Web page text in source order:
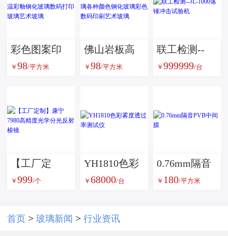
彩色图案印
刷玻璃高温
玻璃艺术玻
￥ 98/平方米
佛山岩板高
温彩釉玻璃
数码印刷艺
￥ 98/平方米
联工检测--
JL-1000落锤
￥ 999999/台
【工厂定
制】康宁
光学分光反
￥ 999/个
YH1810色彩
雾度透过率
￥ 68000/台
0.76mm隔音
PVB中间膜
￥ 180/平方米
首页 > 玻璃新闻 > 行业资讯